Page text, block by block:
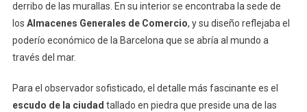
derribo de las murallas. En su interior se encontraba la sede de
los Almacenes Generales de Comercio, y su diseño reflejaba el
poderío económico de la Barcelona que se abría al mundo a
través del mar.
Para el observador sofisticado, el detalle más fascinante es el
escudo de la ciudad tallado en piedra que preside una de las